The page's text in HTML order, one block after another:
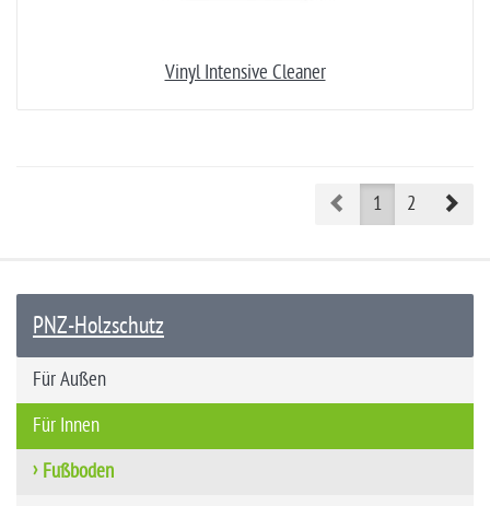
Vinyl Intensive Cleaner
Prev1 2
PNZ-Holzschutz
Für Außen
Für Innen
Fußboden